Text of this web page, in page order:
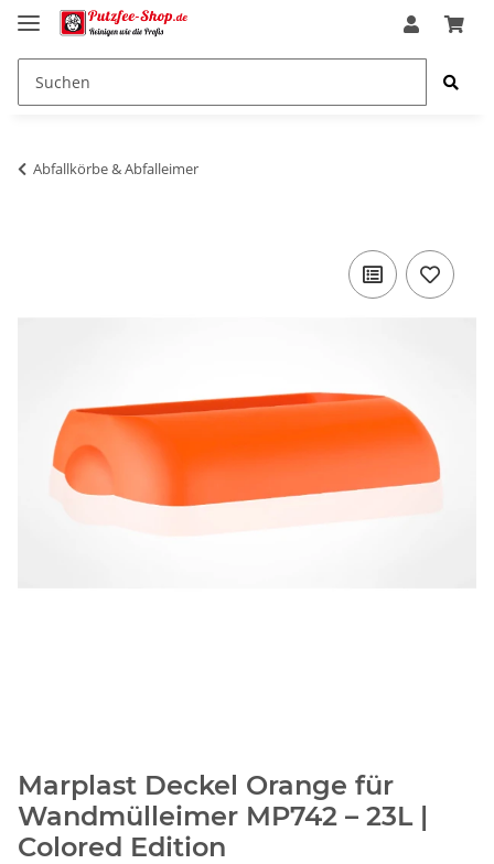
Abfallkörbe & Abfalleimer
Marplast Deckel Orange für
Wandmülleimer MP742 – 23L |
Colored Edition